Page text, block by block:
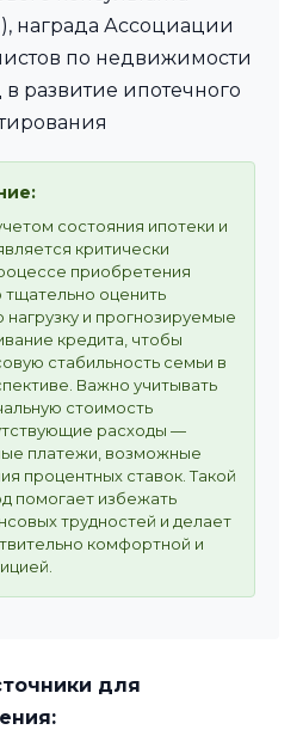
награда Ассоциации
по недвижимости
в развитие ипотечного
состояния ипотеки и
критически
приобретения
оценить
и прогнозируемые
кредита, чтобы
стабильность семьи в
Важно учитывать
стоимость
расходы —
платежи, возможные
процентных ставок. Такой
помогает избежать
трудностей и делает
комфортной и
для